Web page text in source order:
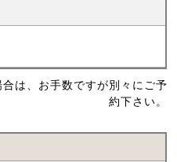
は、お手数ですが別々にご予
約下さい。